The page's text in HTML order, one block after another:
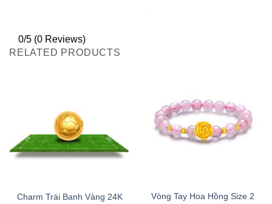
0/5 (0 Reviews)
RELATED PRODUCTS
Charm Trái Banh Vàng 24K
Vòng Tay Hoa Hồng Size 2